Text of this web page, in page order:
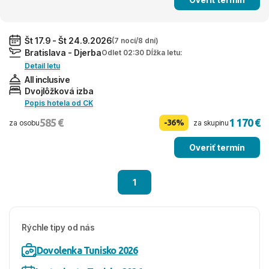
Št 17.9 - Št 24.9.2026(7 nocí/8 dní)
Bratislava - DjerbaOdlet 02:30 Dĺžka letu:
Detail letu
All inclusive
Dvojlôžková izba
Popis hotela od CK
za osobu585 € -36% za skupinu1 170 €
Overiť termín
1
Rýchle tipy od nás
Dovolenka Tunisko 2026